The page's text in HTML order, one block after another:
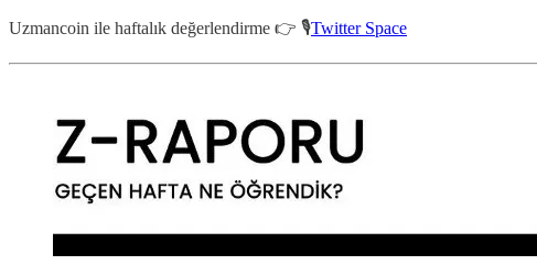
Uzmancoin ile haftalık değerlendirme 👉 🎙Twitter Space